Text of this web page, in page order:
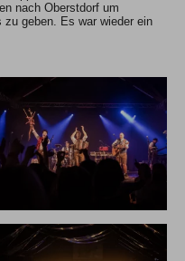
nach Oberstdorf um
geben. Es war wieder ein